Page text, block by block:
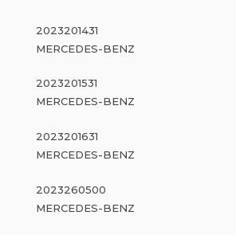
2023201431
MERCEDES-BENZ
2023201531
MERCEDES-BENZ
2023201631
MERCEDES-BENZ
2023260500
MERCEDES-BENZ